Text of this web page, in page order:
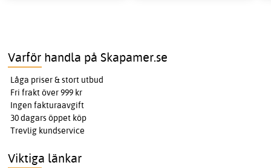
Varför handla på Skapamer.se
Låga priser & stort utbud
Fri frakt över 999 kr
Ingen fakturaavgift
30 dagars öppet köp
Trevlig kundservice
Viktiga länkar